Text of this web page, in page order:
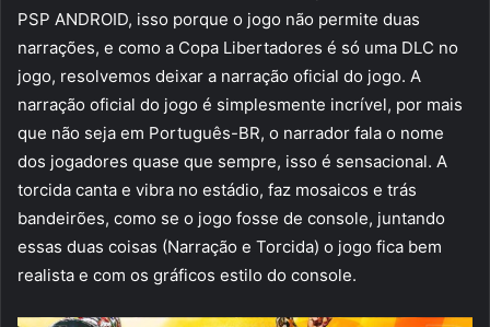
PSP ANDROID, isso porque o jogo não permite duas
narrações, e como a Copa Libertadores é só uma DLC no
jogo, resolvemos deixar a narração oficial do jogo. A
narração oficial do jogo é simplesmente incrível, por mais
que não seja em Português-BR, o narrador fala o nome
dos jogadores quase que sempre, isso é sensacional. A
torcida canta e vibra no estádio, faz mosaicos e trás
bandeirões, como se o jogo fosse de console, juntando
essas duas coisas (Narração e Torcida) o jogo fica bem
realista e com os gráficos estilo do console.